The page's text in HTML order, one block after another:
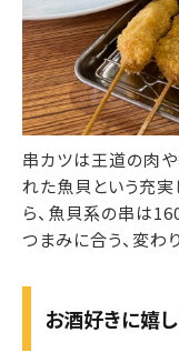
串カツは王道の肉
れた魚貝という充実
ら、魚貝系の串は
つまみに合う、変わ
お酒好きに嬉し